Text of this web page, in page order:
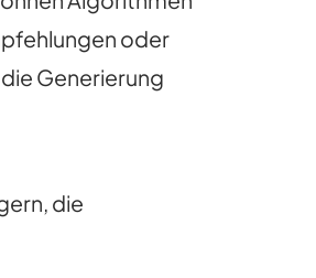
oder
Generierung
die